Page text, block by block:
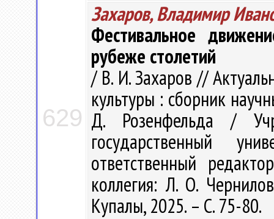
629
Захаров, Владимир
Фестивальное
рубеже столетий
/ В. И. Захаров //
культуры : сборник
Д. Розенфельда /
государственный
ответственный
коллегия: Л. О.
Купалы, 2025. – С. 75-80.